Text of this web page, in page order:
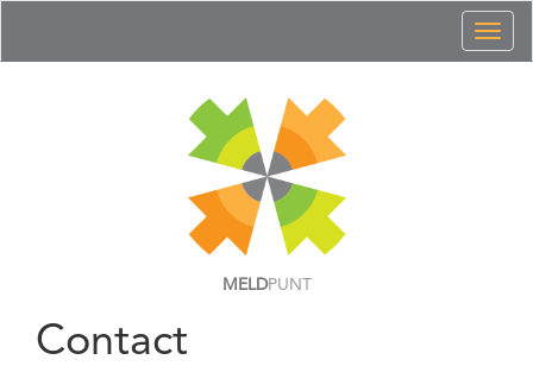
MELDPUNT
Contact